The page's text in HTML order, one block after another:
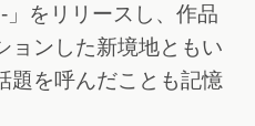
」をリリースし、作品
ョンした新境地ともい
題を呼んだことも記憶